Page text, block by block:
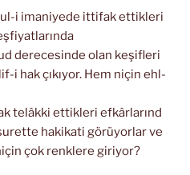
i imaniyede ittifak ettikleri
derecesinde olan keşifleri
i hak çıkıyor. Hem niçin ehl-
telâkki ettikleri efkârlarınd
hakikati görüyorlar ve
çok renklere giriyor?